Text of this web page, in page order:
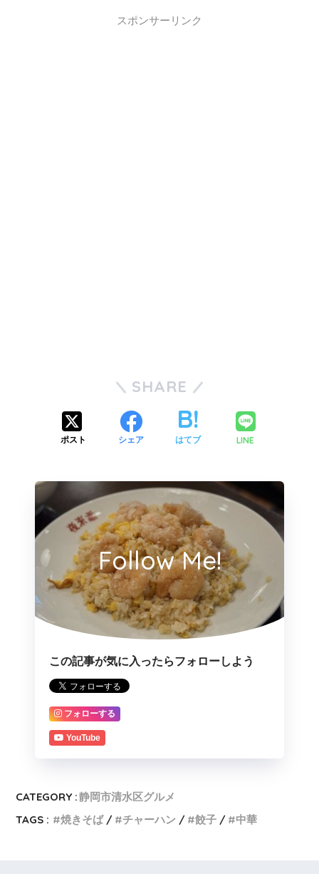
スポンサーリンク
SHARE
ポスト シェア はてブ LINE
Follow Me!
この記事が気に入ったらフォローしよう
フォローする
YouTube
CATEGORY :静岡市清水区グルメ
TAGS :
焼きそば チャーハン 餃子 中華